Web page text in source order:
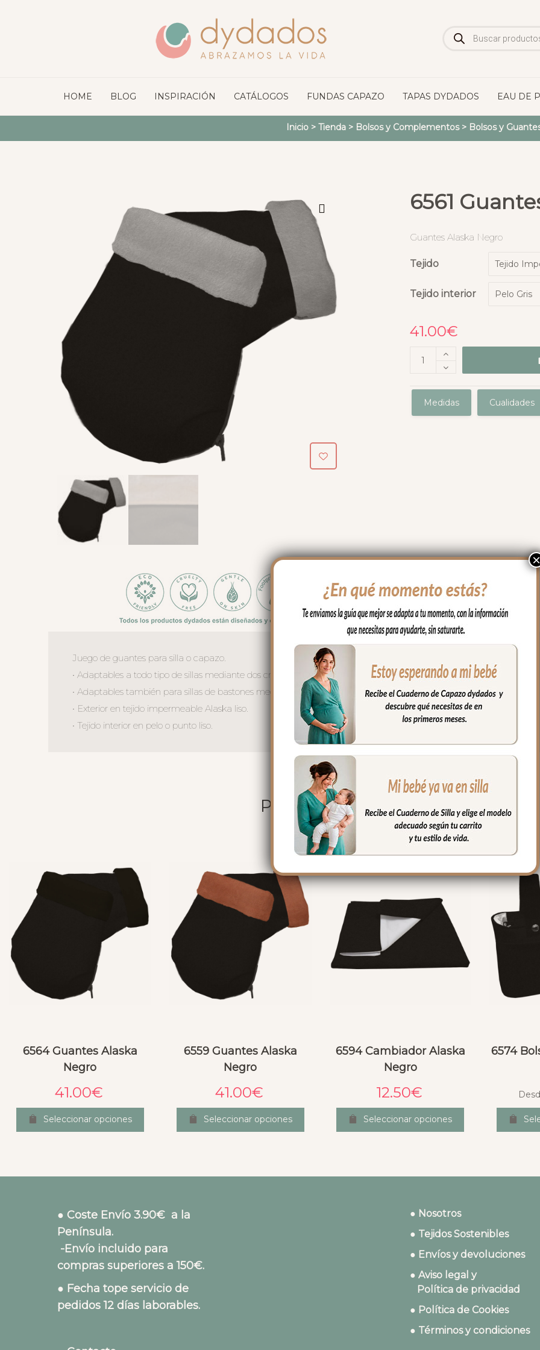
de
productos
HOME BLOG INSPIRACIÓN CATÁLOGOS FUNDAS CAPAZO TAPAS DYDADOS EAU DE
Inicio> Tienda> Bolsos y Complementos> Bolsos y
6561
Guantes Alaska Negro
Tejido
Tejido interior
41.00€
Medidas Cualidades
Juego de guantes para silla o capazo.
• Adaptables a todo tipo de sillas mediante dos cremalleras laterales.
• Adaptables también para sillas de bastones mediante abertura central.
• Exterior en tejido impermeable Alaska liso.
• Tejido interior en pelo o punto liso.
PRODUCTOS RELACIONADOS
6564 Guantes Alaska
Negro
41.00€
Seleccionar opciones
6559 Guantes Alaska
Negro
41.00€
Seleccionar opciones
6594 Cambiador Alaska
Negro
12.50€
Seleccionar opciones
6574
● Coste Envío 3.90€ a la
Península.
-Envío incluido para
compras superiores a 150€.
● Fecha tope servicio de
pedidos 12 días laborables.
● Nosotros
● Tejidos Sostenibles
● Envíos y devoluciones
● Aviso legal y
Política de privacidad
● Política de Cookies
● Términos y condiciones
×